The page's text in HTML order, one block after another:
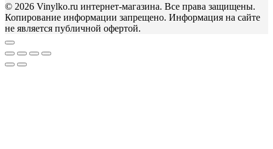
© 2026 Vinylko.ru интернет-магазина. Все права защищены.
Копирование информации запрещено. Информация на сайте
не является публичной офертой.